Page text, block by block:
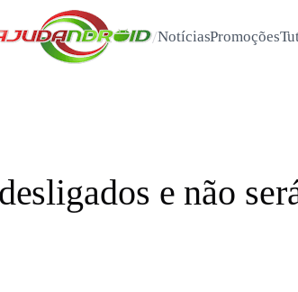
/NotíciasPromoções
e não